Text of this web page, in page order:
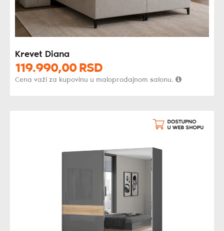
Krevet Diana
119.990,00 RSD
Cena važi za kupovinu u maloprodajnom salonu.